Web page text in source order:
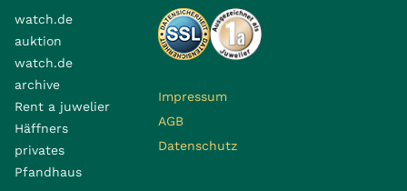
watch.de
auktion
watch.de
archive
Rent a juwelier
Häffners
privates
Pfandhaus
Impressum
AGB
Datenschutz